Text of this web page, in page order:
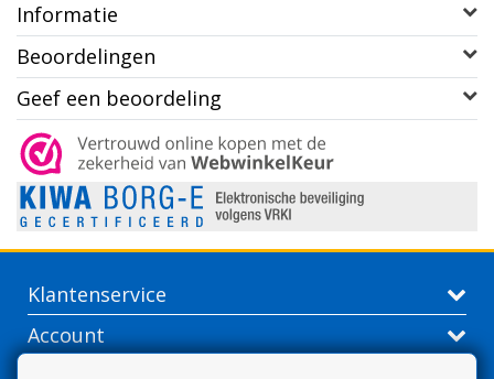
Informatie
Beoordelingen
Geef een beoordeling
Klantenservice
Account